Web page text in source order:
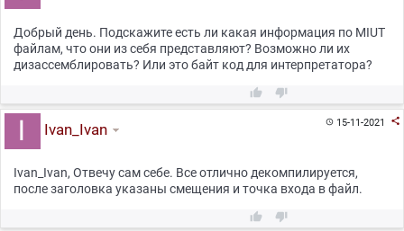
Добрый день. Подскажите есть ли какая информация по MIUT
файлам, что они из себя представляют? Возможно ли их
дизассемблировать? Или это байт код для интерпретатора?
 
15-11-2021 
Ivan_Ivan
Ivan_Ivan, Отвечу сам себе. Все отлично декомпилируется,
после заголовка указаны смещения и точка входа в файл.
 